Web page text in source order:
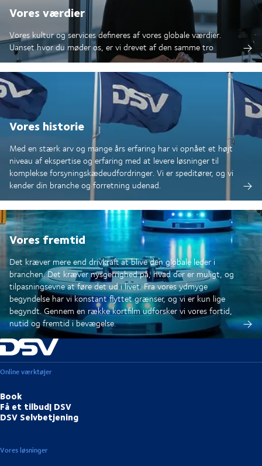
Vores værdier
Vores kultur og services defineres af vores globale værdier.
Uanset hvor du møder os, er vi drevet af den samme tro
Vores historie
Med en stærk arv og mange års erfaring har vi opnået et højt
niveau af ekspertise og erfaring med at levere løsninger til
komplekse forsyningskædeudfordringer. Vi er speditører, og vi
kender din branche og forretning udenad.
Vores fremtid
Det kræver mere end drivkraft at blive den globale leder i
branchen. Det kræver nysgerrighed på, hvad der er muligt, og
tilpasningsevne at føre det ud i livet. Fra vores ydmyge
begyndelse har vi konstant flyttet grænser, og vi er kun lige
begyndt. Gennem en række kortfilm udforsker vi vores fortid,
nutid og fremtid i bevægelse.
Online værktøjer
Book
Få et tilbud| DSV
DSV Selvbetjening
Vores løsninger